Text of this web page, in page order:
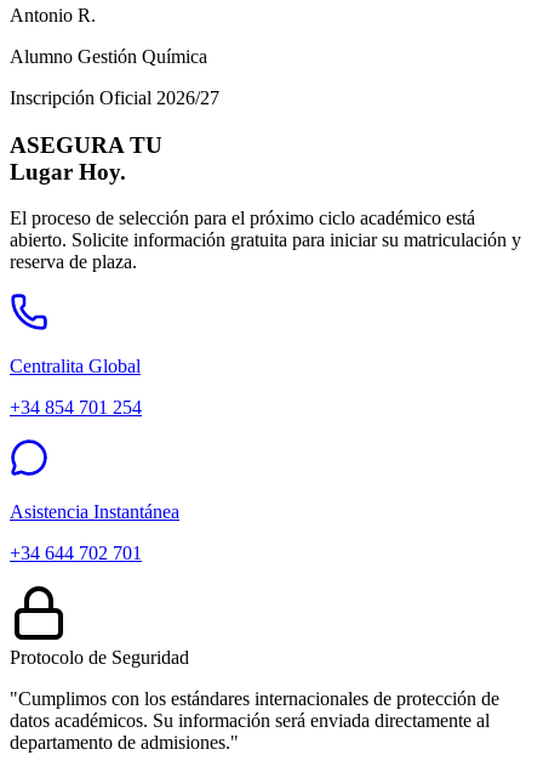
Antonio R.
Alumno Gestión Química
Inscripción Oficial 2026/27
ASEGURA TU
Lugar Hoy.
El proceso de selección para el próximo ciclo académico está
abierto. Solicite información gratuita para iniciar su matriculación y
reserva de plaza.
Centralita Global
+34 854 701 254
Asistencia Instantánea
+34 644 702 701
Protocolo de Seguridad
"Cumplimos con los estándares internacionales de protección de
datos académicos. Su información será enviada directamente al
departamento de admisiones."